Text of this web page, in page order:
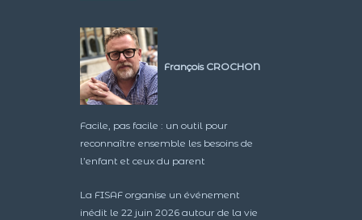
François CROCHON
Facile, pas facile : un outil pour
reconnaître ensemble les besoins de
l’enfant et ceux du parent
La FISAF organise un événement
inédit le 22 juin 2026 autour de la vie